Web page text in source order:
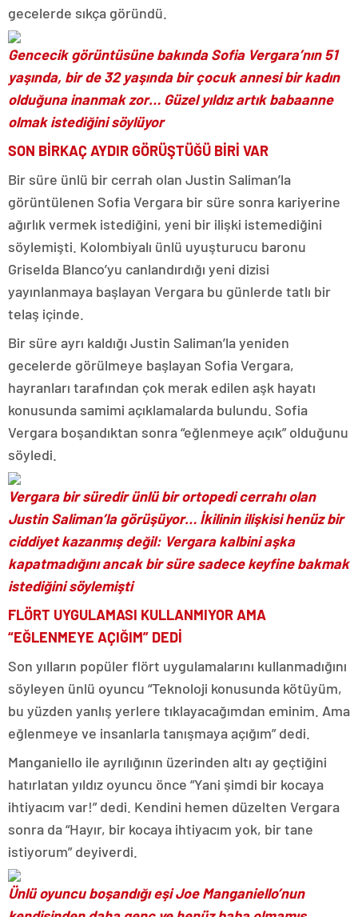
gecelerde sıkça göründü.
Gencecik görüntüsüne bakında Sofia Vergara’nın 51
yaşında, bir de 32 yaşında bir çocuk annesi bir kadın
olduğuna inanmak zor… Güzel yıldız artık babaanne
olmak istediğini söylüyor
SON BİRKAÇ AYDIR GÖRÜŞTÜĞÜ BİRİ VAR
Bir süre ünlü bir cerrah olan Justin Saliman’la
görüntülenen Sofia Vergara bir süre sonra kariyerine
ağırlık vermek istediğini, yeni bir ilişki istemediğini
söylemişti. Kolombiyalı ünlü uyuşturucu baronu
Griselda Blanco’yu canlandırdığı yeni dizisi
yayınlanmaya başlayan Vergara bu günlerde tatlı bir
telaş içinde.
Bir süre ayrı kaldığı Justin Saliman’la yeniden
gecelerde görülmeye başlayan Sofia Vergara,
hayranları tarafından çok merak edilen aşk hayatı
konusunda samimi açıklamalarda bulundu. Sofia
Vergara boşandıktan sonra “eğlenmeye açık” olduğunu
söyledi.
Vergara bir süredir ünlü bir ortopedi cerrahı olan
Justin Saliman’la görüşüyor… İkilinin ilişkisi henüz bir
ciddiyet kazanmış değil: Vergara kalbini aşka
kapatmadığını ancak bir süre sadece keyfine bakmak
istediğini söylemişti
FLÖRT UYGULAMASI KULLANMIYOR AMA
“EĞLENMEYE AÇIĞIM” DEDİ
Son yılların popüler flört uygulamalarını kullanmadığını
söyleyen ünlü oyuncu “Teknoloji konusunda kötüyüm,
bu yüzden yanlış yerlere tıklayacağımdan eminim. Ama
eğlenmeye ve insanlarla tanışmaya açığım” dedi.
Manganiello ile ayrılığının üzerinden altı ay geçtiğini
hatırlatan yıldız oyuncu önce “Yani şimdi bir kocaya
ihtiyacım var!” dedi. Kendini hemen düzelten Vergara
sonra da “Hayır, bir kocaya ihtiyacım yok, bir tane
istiyorum” deyiverdi.
Ünlü oyuncu boşandığı eşi Joe Manganiello’nun